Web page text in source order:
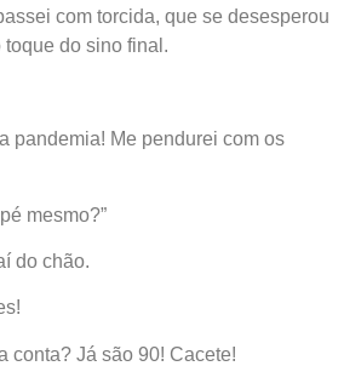
com torcida, que se desesperou
do sino final.
pandemia! Me pendurei com os
mesmo?”
do chão.
conta? Já são 90! Cacete!